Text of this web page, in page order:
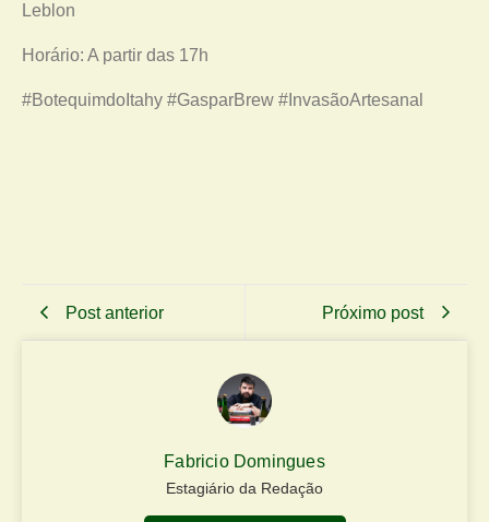
Leblon
Horário: A partir das 17h
#BotequimdoItahy #GasparBrew #InvasãoArtesanal
Post anterior Próximo post
Fabricio Domingues
Estagiário da Redação